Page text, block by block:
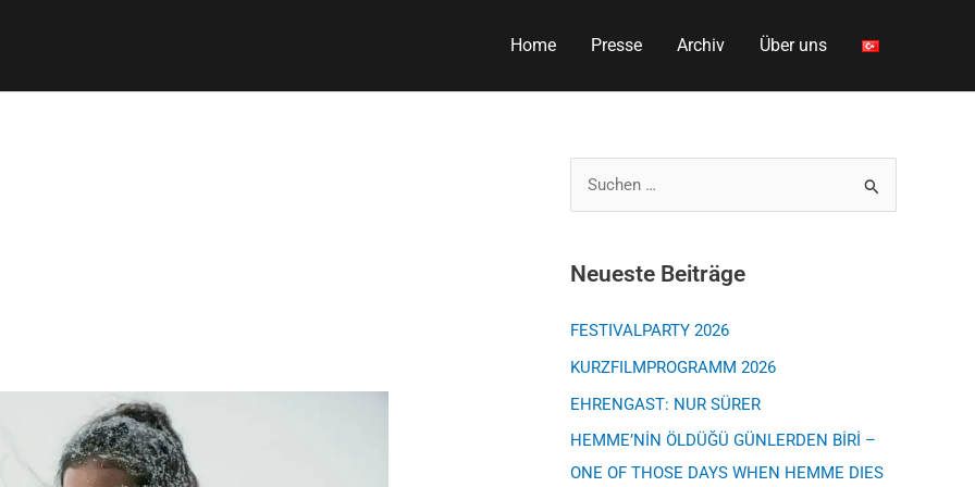
Home Presse Archiv Über uns
h
e
c
Neueste Beiträge
FESTIVALPARTY 2026
KURZFILMPROGRAMM 2026
EHRENGAST: NUR SÜRER
HEMME’NİN ÖLDÜĞÜ GÜNLERDEN BİRİ –
ONE OF THOSE DAYS WHEN HEMME DIES